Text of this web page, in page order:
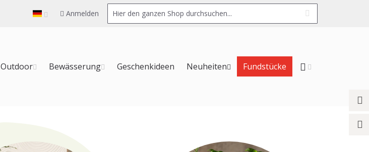
Suche
Anmelden
Outdoor Bewässerung Geschenkideen Neuheiten Fundstücke